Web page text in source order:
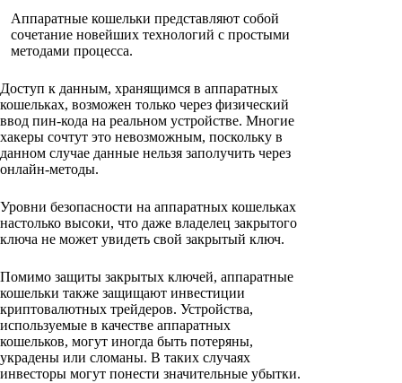
Аппаратные кошельки представляют собой
сочетание новейших технологий с простыми
методами процесса.
Доступ к данным, хранящимся в аппаратных
кошельках, возможен только через физический
ввод пин-кода на реальном устройстве. Многие
хакеры сочтут это невозможным, поскольку в
данном случае данные нельзя заполучить через
онлайн-методы.
Уровни безопасности на аппаратных кошельках
настолько высоки, что даже владелец закрытого
ключа не может увидеть свой закрытый ключ.
Помимо защиты закрытых ключей, аппаратные
кошельки также защищают инвестиции
криптовалютных трейдеров. Устройства,
используемые в качестве аппаратных
кошельков, могут иногда быть потеряны,
украдены или сломаны. В таких случаях
инвесторы могут понести значительные убытки.